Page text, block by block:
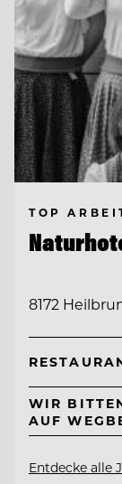
TOP
8172
WIR
AUF
Entdecke alle